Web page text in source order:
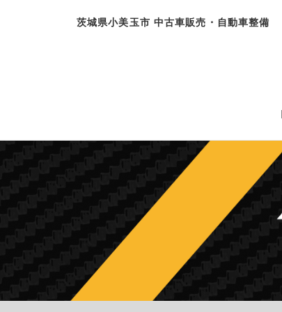
茨城県小美玉市 中古車販売・自動車整備